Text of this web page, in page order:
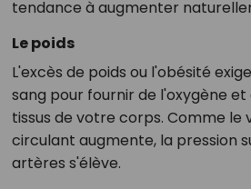
tendance à augmenter
Le poids
L'excès de poids ou l'obésité
sang pour fournir de l'oxygène
tissus de votre corps. Comme le
circulant augmente, la pression
artères s'élève.